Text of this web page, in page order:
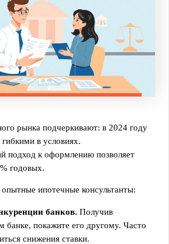
рынка подчеркивают: в 2024 году
в условиях.
подход к оформлению позволяет
годовых.
ипотечные консультанты:
банков. Получив
банке, покажите его другому. Часто
снижения ставки.